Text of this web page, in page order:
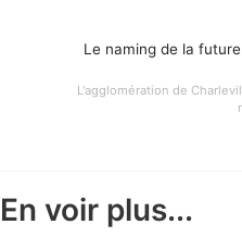
Le naming de la
L'agglomération de
En voir plus...